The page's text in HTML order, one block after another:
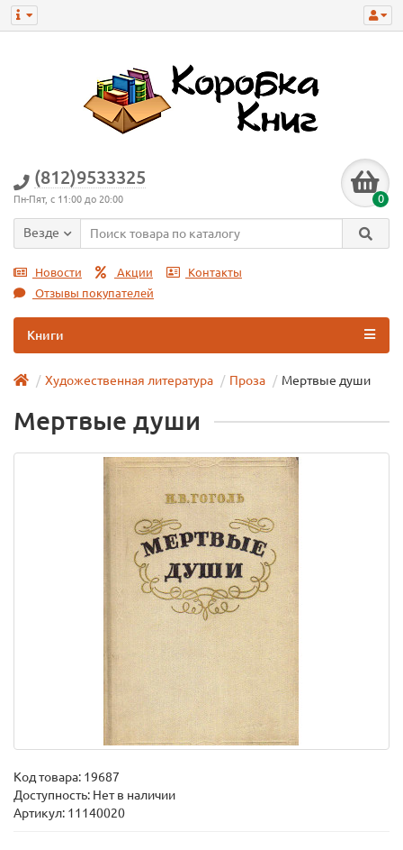
(812)9533325
Пн-Пят, с 11:00 до 20:00 0
Везде
Новости Акции
Контакты
Отзывы покупателей
Книги
Художественная литература Проза Мертвые души
Мертвые души
Код товара: 19687
Доступность: Нет в наличии
Артикул: 11140020